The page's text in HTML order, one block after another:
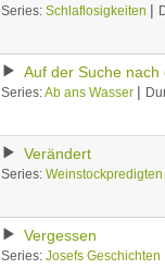
Series: Schlaflosigkeiten
Auf der Suche
Series:Ab ans Wasser
Verändert
Series: Weinstockpredigten
Vergessen
Series: Josefs Geschichten